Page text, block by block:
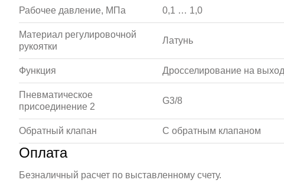
Рабочее давление, МПа 0,1 … 1,0
Материал регулировочной
рукоятки
Латунь
Функция Дросселирование на
Пневматическое
присоединение 2
G3/8
Обратный клапан С обратным клапаном
Оплата
Безналичный расчет по выставленному счету.